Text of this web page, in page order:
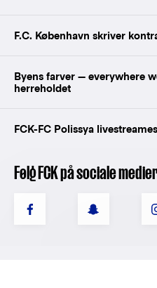
F.C. København skriver
Byens farver — everywhere
herreholdet
FCK-FC Polissya
Følg FCK på sociale